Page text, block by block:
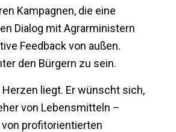
Kampagnen, die eine
Dialog mit Agrarministern
Feedback von außen.
den Bürgern zu sein.
liegt. Er wünscht sich,
von Lebensmitteln –
profit­orien­tierten